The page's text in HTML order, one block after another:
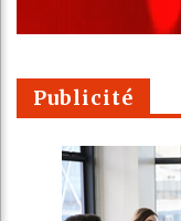
Publicité